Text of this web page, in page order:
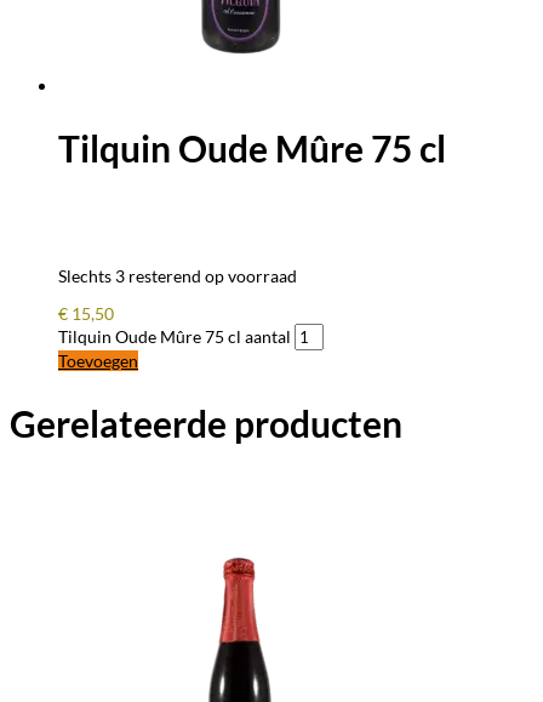
Tilquin Oude Mûre 75 cl
Slechts 3 resterend op voorraad
€ 15,50
Tilquin Oude Mûre 75 cl aantal
Toevoegen
Gerelateerde producten